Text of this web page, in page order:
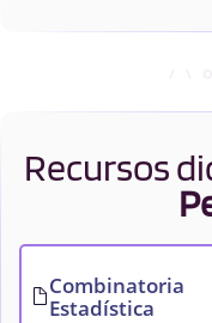
Recursos
Combinatoria
Estadística